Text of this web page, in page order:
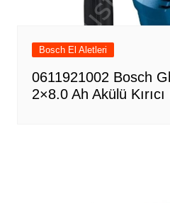
Bosch El Aletleri
0611921002 Bosch
2×8.0 Ah Akülü